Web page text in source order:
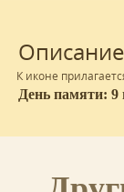
К иконе
День памяти: 9